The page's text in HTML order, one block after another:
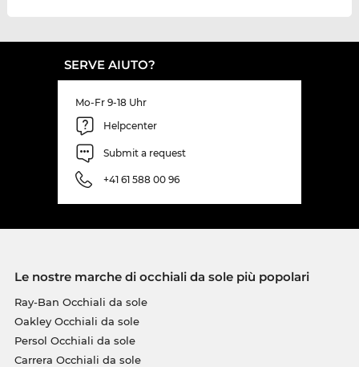
SERVE AIUTO?
Mo-Fr 9-18 Uhr
Helpcenter
Submit a request
+41 61 588 00 96
Le nostre marche di occhiali da sole più popolari
Ray-Ban Occhiali da sole
Oakley Occhiali da sole
Persol Occhiali da sole
Carrera Occhiali da sole